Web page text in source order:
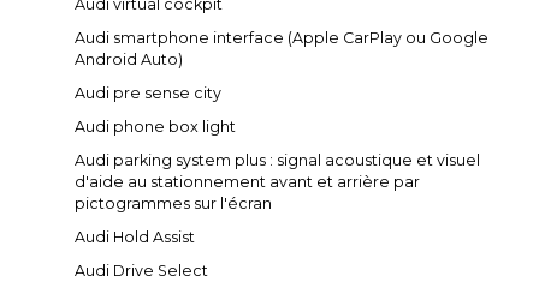
Audi virtual cockpit
Audi smartphone interface (Apple CarPlay ou Google
Android Auto)
Audi pre sense city
Audi phone box light
Audi parking system plus : signal acoustique et visuel
d'aide au stationnement avant et arrière par
pictogrammes sur l'écran
Audi Hold Assist
Audi Drive Select